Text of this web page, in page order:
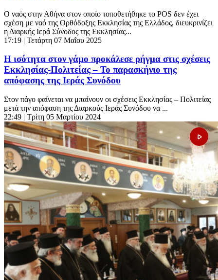
O ναός στην Αθήνα στον οποίο τοποθετήθηκε το POS δεν έχει
σχέση με ναό της Ορθόδοξης Εκκλησίας της Ελλάδος, διευκρινίζει
η Διαρκής Ιερά Σύνοδος της Εκκλησίας...
17:19 | Τετάρτη 07 Μαΐου 2025
Η ισότητα στον γάμο προκάλεσε ρήγμα στις σχέσεις
Εκκλησίας-Πολιτείας – Το παρασκήνιο της
απόφασης της Ιεράς Συνόδου
Στον πάγο φαίνεται να μπαίνουν οι σχέσεις Eκκλησίας – Πολιτείας
μετά την απόφαση της Διαρκούς Ιεράς Συνόδου να ...
22:49 | Τρίτη 05 Μαρτίου 2024